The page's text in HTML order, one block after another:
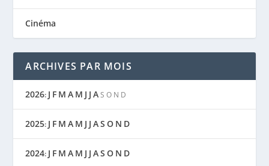
Cinéma
ARCHIVES PAR MOIS
2026: J F M A M J J A S O N D
2025: J F M A M J J AS O N D
2024: J F M A M J J AS O N D